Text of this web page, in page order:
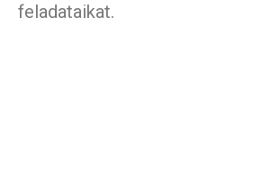
feladataikat.